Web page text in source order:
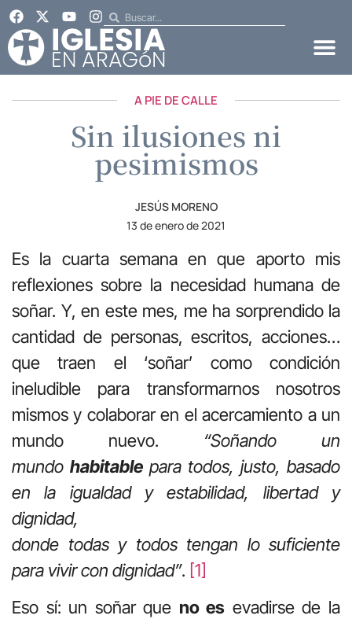
A PIE DE CALLE
Sin ilusiones ni
pesimismos
JESÚS MORENO
13 de enero de 2021
Es la cuarta semana en que aporto mis
reflexiones sobre la necesidad humana de
soñar. Y, en este mes, me ha sorprendido la
cantidad de personas, escritos, acciones…
que traen el ‘soñar’ como condición
ineludible para transformarnos nosotros
mismos y colaborar en el acercamiento a un
mundo nuevo. “Soñando un
mundo habitable para todos, justo, basado
en la igualdad y estabilidad, libertad y
dignidad,
donde todas y todos tengan lo suficiente
para vivir con dignidad”. [1]
Eso sí: un soñar que no es evadirse de la